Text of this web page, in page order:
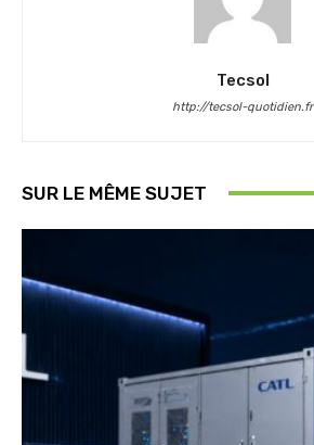
Tecsol
http://tecsol-quotidien.fr
SUR LE MÊME SUJET